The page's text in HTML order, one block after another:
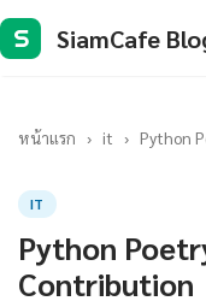
S SiamCafe
หน้าแรก › it › Python
IT
Python
Contribution